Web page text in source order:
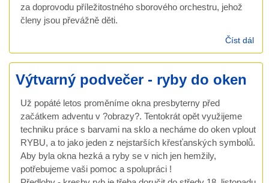
za doprovodu příležitostného sborového orchestru, jehož
členy jsou převážně děti.
Číst dál
Výtvarný podvečer - ryby do oken
Už popáté letos proměníme okna presbyterny před
začátkem adventu v ?obrazy?. Tentokrát opět využijeme
techniku práce s barvami na sklo a necháme do oken vplout
RYBU, a to jako jeden z nejstarších křesťanských symbolů.
Aby byla okna hezká a ryby se v nich jen hemžily,
potřebujeme vaši pomoc a spolupráci !